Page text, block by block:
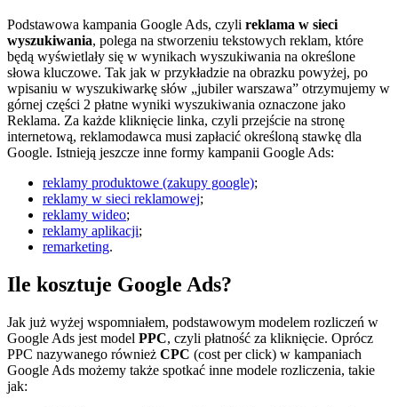
Podstawowa kampania Google Ads, czyli reklama w sieci
wyszukiwania, polega na stworzeniu tekstowych reklam, które
będą wyświetlały się w wynikach wyszukiwania na określone
słowa kluczowe. Tak jak w przykładzie na obrazku powyżej, po
wpisaniu w wyszukiwarkę słów „jubiler warszawa” otrzymujemy w
górnej części 2 płatne wyniki wyszukiwania oznaczone jako
Reklama. Za każde kliknięcie linka, czyli przejście na stronę
internetową, reklamodawca musi zapłacić określoną stawkę dla
Google. Istnieją jeszcze inne formy kampanii Google Ads:
reklamy produktowe (zakupy google);
reklamy w sieci reklamowej;
reklamy wideo;
reklamy aplikacji;
remarketing.
Ile kosztuje Google Ads?
Jak już wyżej wspomniałem, podstawowym modelem rozliczeń w
Google Ads jest model PPC, czyli płatność za kliknięcie. Oprócz
PPC nazywanego również CPC (cost per click) w kampaniach
Google Ads możemy także spotkać inne modele rozliczenia, takie
jak: